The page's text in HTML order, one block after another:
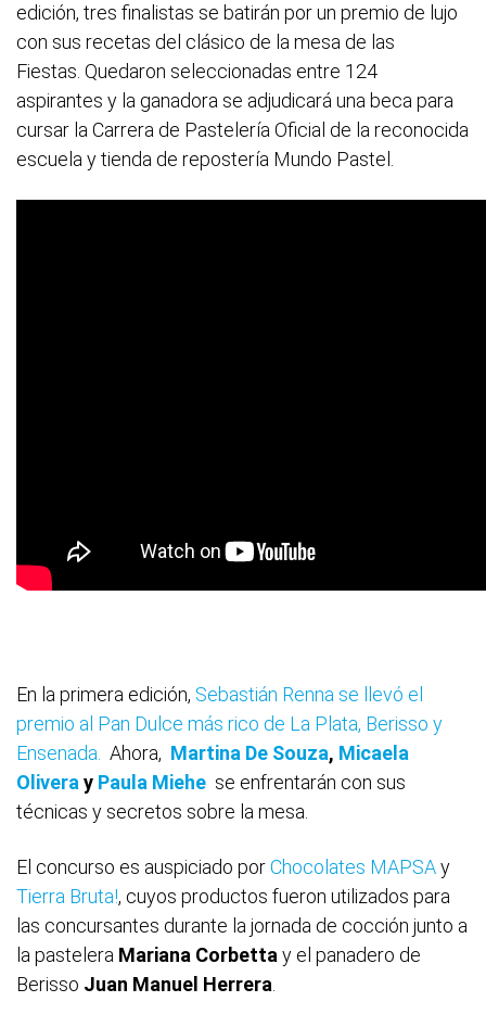
edición, tres finalistas se batirán por un premio de lujo
con sus recetas del clásico de la mesa de las
Fiestas. Quedaron seleccionadas entre 124
aspirantes y la ganadora se adjudicará una beca para
cursar la Carrera de Pastelería Oficial de la reconocida
escuela y tienda de repostería Mundo Pastel.
En la primera edición, Sebastián Renna se llevó el
premio al Pan Dulce más rico de La Plata, Berisso y
Ensenada. Ahora, Martina De Souza, Micaela
Olivera y Paula Miehe se enfrentarán con sus
técnicas y secretos sobre la mesa.
El concurso es auspiciado porChocolates MAPSAy
Tierra Bruta!, cuyos productos fueron utilizados para
las concursantes durante la jornada de cocción junto a
la pastelera Mariana Corbetta y el panadero de
Berisso Juan Manuel Herrera